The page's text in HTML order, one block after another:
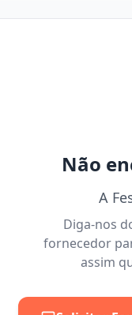
Não
A
Diga-nos
fornecedor
assim